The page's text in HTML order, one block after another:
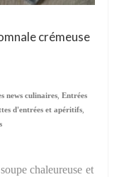
crémeuse
news culinaires, Entrées
d'entrées et apéritifs
chaleureuse et